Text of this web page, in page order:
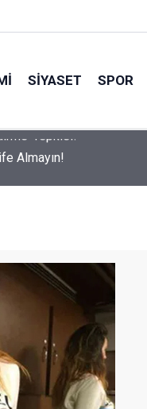
SIYASET SPOR
Almayın!